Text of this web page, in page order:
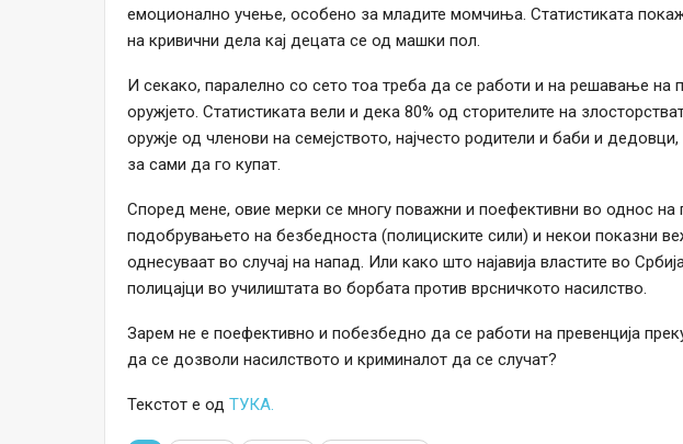
емоционално учење, особено за младите момчиња. Статистиката
на кривични дела кај децата се од машки пол.
И секако, паралелно со сето тоа треба да се работи и на решавање на
оружјето. Статистиката вели и дека 80% од сторителите на
оружје од членови на семејството, најчесто родители и баби и
за сами да го купат.
Според мене, овие мерки се многу поважни и поефективни во однос на
подобрувањето на безбедноста (полициските сили) и некои показни
однесуваат во случај на напад. Или како што најавија властите во
полицајци во училиштата во борбата против врсничкото насилство.
Зарем не е поефективно и побезбедно да се работи на превенција
да се дозволи насилството и криминалот да се случат?
Текстот е од ТУКА.